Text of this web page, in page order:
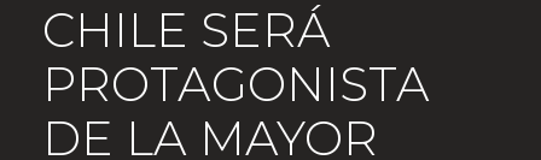
CHILE SERÁ
PROTAGONISTA
DE LA MAYOR